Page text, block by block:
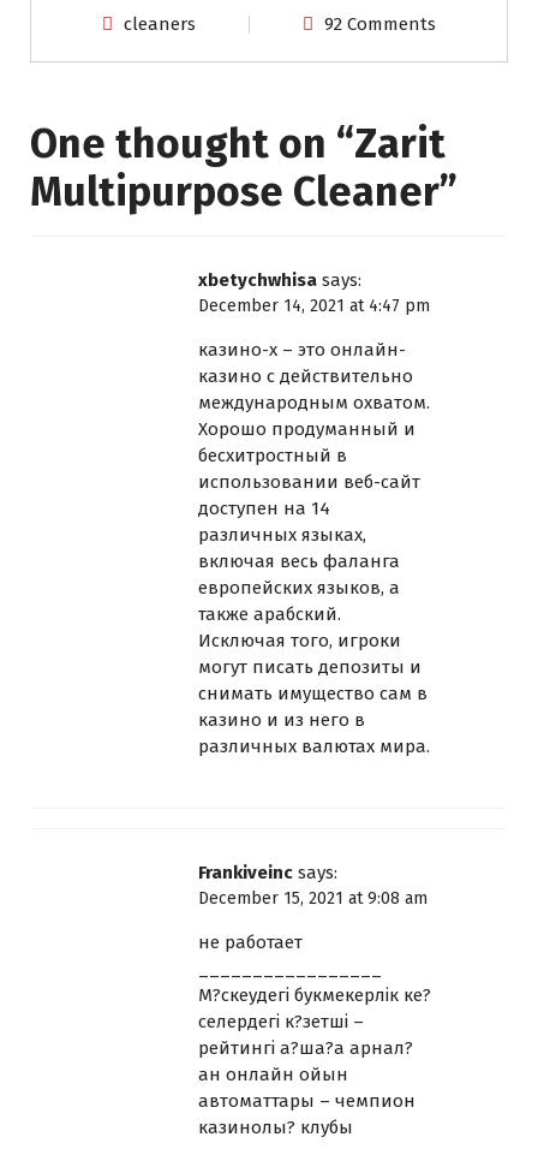
cleaners 92 Comments
One thought on “Zarit
Multipurpose Cleaner”
xbetychwhisa says:
December 14, 2021 at 4:47 pm
казино-х – это онлайн-
казино с действительно
международным охватом.
Хорошо продуманный и
бесхитростный в
использовании веб-сайт
доступен на 14
различных языках,
включая весь фаланга
европейских языков, а
также арабский.
Исключая того, игроки
могут писать депозиты и
снимать имущество сам в
казино и из него в
различных валютах мира.
Frankiveinc says:
December 15, 2021 at 9:08 am
не работает
М?скеудегі букмекерлік ке?
селердегі к?зетші –
рейтингі а?ша?а арнал?
ан онлайн ойын
автоматтары – чемпион
казинолы? клубы